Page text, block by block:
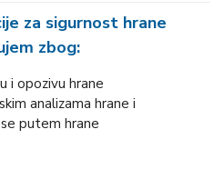
za sigurnost hrane
zbog:
i opozivu hrane
analizama hrane i
putem hrane